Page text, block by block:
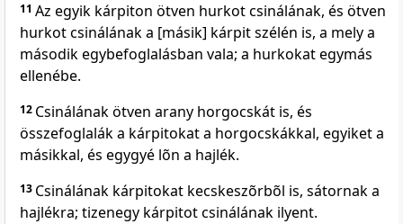
11 Az egyik kárpiton ötven hurkot csinálának, és ötven
hurkot csinálának a [másik] kárpit szélén is, a mely a
második egybefoglalásban vala; a hurkokat egymás
ellenébe.
12 Csinálának ötven arany horgocskát is, és
összefoglalák a kárpitokat a horgocskákkal, egyiket a
másikkal, és egygyé lõn a hajlék.
13 Csinálának kárpitokat kecskeszõrbõl is, sátornak a
hajlékra; tizenegy kárpitot csinálának ilyent.